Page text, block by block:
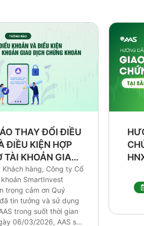
THAY ĐỔI ĐIỀU
ĐIỀU KIỆN HỢP
TÀI KHOẢN GIAO
KHOÁN
Khách hàng, Công ty Cổ
SmartInvest
trọng cảm ơn Quý
tin tưởng và sử dụng
trong suốt thời gian
06/03/2026, AAS sẽ